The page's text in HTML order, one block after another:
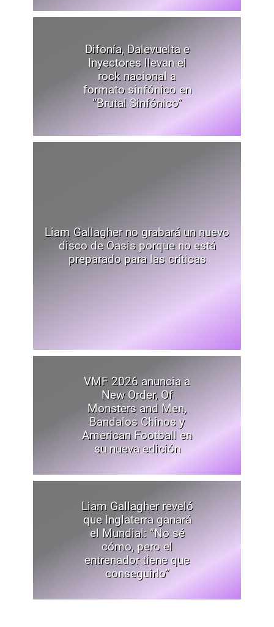
Difonía, Dalevuelta e
Inyectores llevan el
rock nacional a
formato sinfónico en
“Brutal Sinfónico”
Liam Gallagher no grabará un nuevo
disco de Oasis porque no está
preparado para las críticas
VMF 2026 anuncia a
New Order, Of
Monsters and Men,
Bandalos Chinos y
American Football en
su nueva edición
Liam Gallagher reveló
que Inglaterra ganará
el Mundial: “No sé
cómo, pero el
entrenador tiene que
conseguirlo”